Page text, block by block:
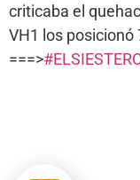
criticaba el
VH1 los posicionó
===>